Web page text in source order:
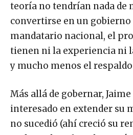
teoría no tendrían nada de
convertirse en un
mandatario nacional, el
tienen ni la experiencia ni
y mucho menos el
Más allá de gobernar,
interesado en extender su
no sucedió (ahí creció su